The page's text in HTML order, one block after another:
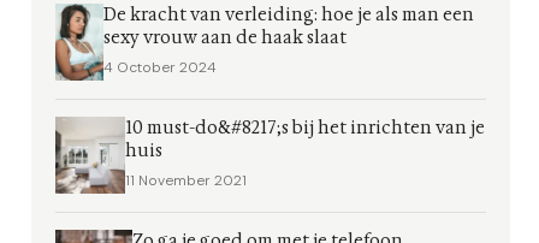
De kracht van verleiding: hoe je als man een
sexy vrouw aan de haak slaat
4 October 2024
10 must-do&#8217;s bij het inrichten van je
huis
11 November 2021